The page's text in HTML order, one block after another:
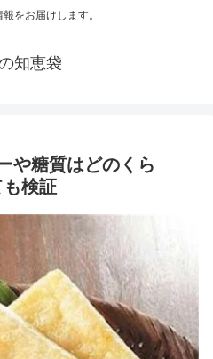
をお届けします。
知恵袋
や糖質はどのくら
検証